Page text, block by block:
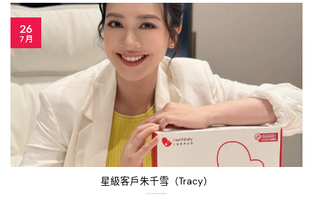
星級客戶朱千雪（Tracy）
26
7 月